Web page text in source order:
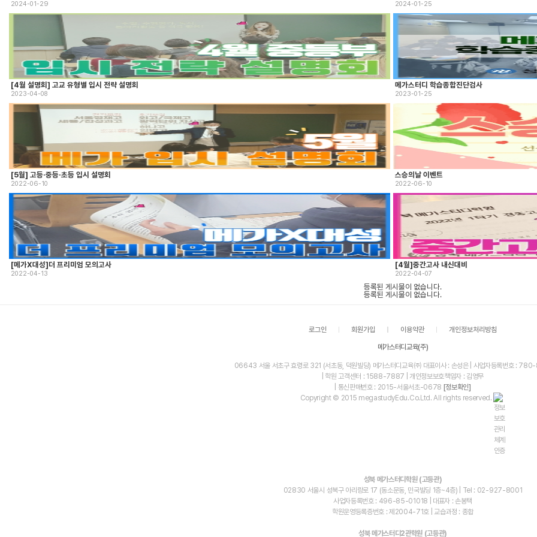
2024-01-29 2024-01-25
[4월 설명회] 고교 유형별 입시 전략 설명회
2023-04-08
메가스터디 학습종합진단검사
2023-01-25
[5월] 고등·중등·초등 입시 설명회
2022-06-10
스승의날 이벤트
2022-06-10
[메가X대성]더 프리미엄 모의고사
2022-04-13
[4월]중간고사 내신대비
2022-04-07
등록된 게시물이 없습니다.
등록된 게시물이 없습니다.
로그인 회원가입 이용약관 개인정보처리방침
메가스터디교육(주)
06643 서울 서초구 효령로 321 (서초동, 덕원빌딩) 메가스터디교육㈜ 대표이사 : 손성은 | 사업자등록번호 :
| 학원 고객센터 : 1588-7887 | 개인정보보호책임자 : 김영무
| 통신판매번호 : 2015-서울서초-0678 [정보확인]
Copyright © 2015 megastudyEdu.Co.Ltd. All rights reserved.
성북 메가스터디학원 (고등관)
02830 서울시 성북구 아리랑로 17 (동소문동, 민국빌딩 1층~4층) | Tel : 02-927-8001
사업자등록번호 : 496-85-01018 | 대표자 : 손봉택
학원운영등록증번호 : 제2004-71호 | 교습과정 : 종합
성북 메가스터디2관학원 (고등관)